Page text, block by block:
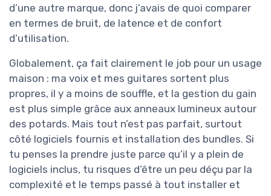
d’une autre marque, donc j’avais de quoi comparer
en termes de bruit, de latence et de confort
d’utilisation.
Globalement, ça fait clairement le job pour un usage
maison : ma voix et mes guitares sortent plus
propres, il y a moins de souffle, et la gestion du gain
est plus simple grâce aux anneaux lumineux autour
des potards. Mais tout n’est pas parfait, surtout
côté logiciels fournis et installation des bundles. Si
tu penses la prendre juste parce qu’il y a plein de
logiciels inclus, tu risques d’être un peu déçu par la
complexité et le temps passé à tout installer et